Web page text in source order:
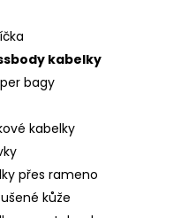
kabelky
bagy
kabelky
přes rameno
kůže